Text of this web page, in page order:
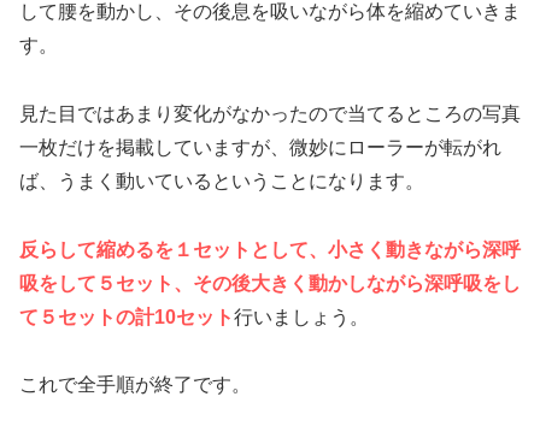
して腰を動かし、その後息を吸いながら体を縮めていきま
す。
見た目ではあまり変化がなかったので当てるところの写真
一枚だけを掲載していますが、微妙にローラーが転がれ
ば、うまく動いているということになります。
反らして縮めるを１セットとして、小さく動きながら深呼
吸をして５セット、その後大きく動かしながら深呼吸をし
て５セットの計10セット行いましょう。
これで全手順が終了です。